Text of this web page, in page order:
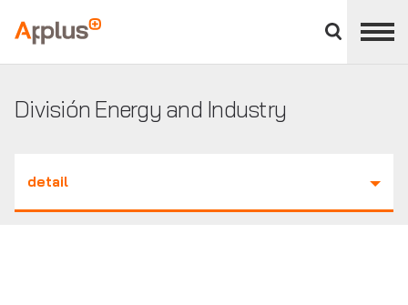
panel
Applus+
División Energy and Industry
detail